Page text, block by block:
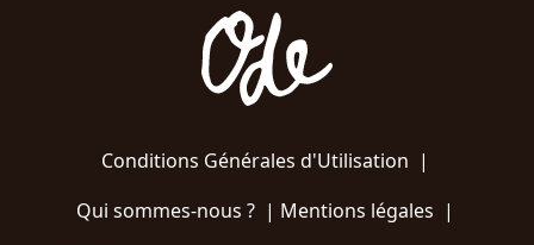
Conditions Générales d'Utilisation |
Qui sommes-nous ?| Mentions légales |